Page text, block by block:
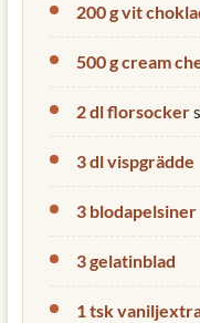
200 g vit
500 g cream
2 dl florsocker
3 dl vispgrädde
3 blodapelsiner
3 gelatinblad
1 tsk